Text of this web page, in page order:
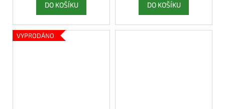
DO KOŠÍKU DO KOŠÍKU
VYPRODÁNO